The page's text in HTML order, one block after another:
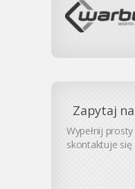
Zapytaj
Wypełnij
skontaktuje